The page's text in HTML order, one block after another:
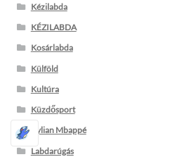
Kézilabda
KÉZILABDA
Kosárlabda
Külföld
Kultúra
Küzdősport
Kylian Mbappé
Labdarúgás